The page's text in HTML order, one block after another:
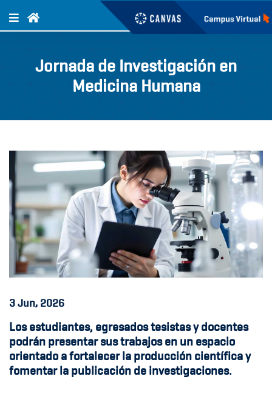
Jornada de Investigación en
Medicina Humana
3Jun, 2026
Los estudiantes, egresados tesistas y docentes
podrán presentar sus trabajos en un espacio
orientado a fortalecer la producción científica y
fomentar la publicación de investigaciones.